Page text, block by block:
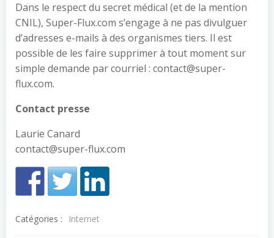
Dans le respect du secret médical (et de la mention
CNIL), Super-Flux.com s’engage à ne pas divulguer
d’adresses e-mails à des organismes tiers. Il est
possible de les faire supprimer à tout moment sur
simple demande par courriel : contact@super-
flux.com.
Contact presse
Laurie Canard
contact@super-flux.com
Catégories : Internet